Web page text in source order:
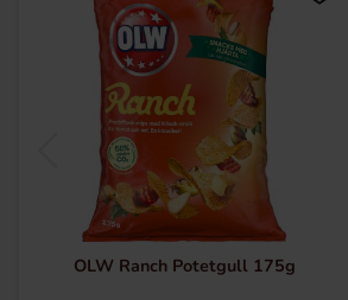
OLW Ranch Potetgull 175g